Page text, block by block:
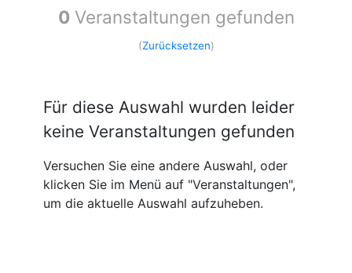
0 Veranstaltungen gefunden
(Zurücksetzen)
Für diese Auswahl wurden leider
keine Veranstaltungen gefunden
Versuchen Sie eine andere Auswahl, oder
klicken Sie im Menü auf "Veranstaltungen",
um die aktuelle Auswahl aufzuheben.